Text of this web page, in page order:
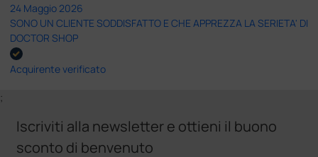
24 Maggio 2026
SONO UN CLIENTE SODDISFATTO E CHE APPREZZA LA SERIETA' DI
DOCTOR SHOP
Acquirente verificato
;
Iscriviti alla newsletter e ottieni il buono
sconto di benvenuto